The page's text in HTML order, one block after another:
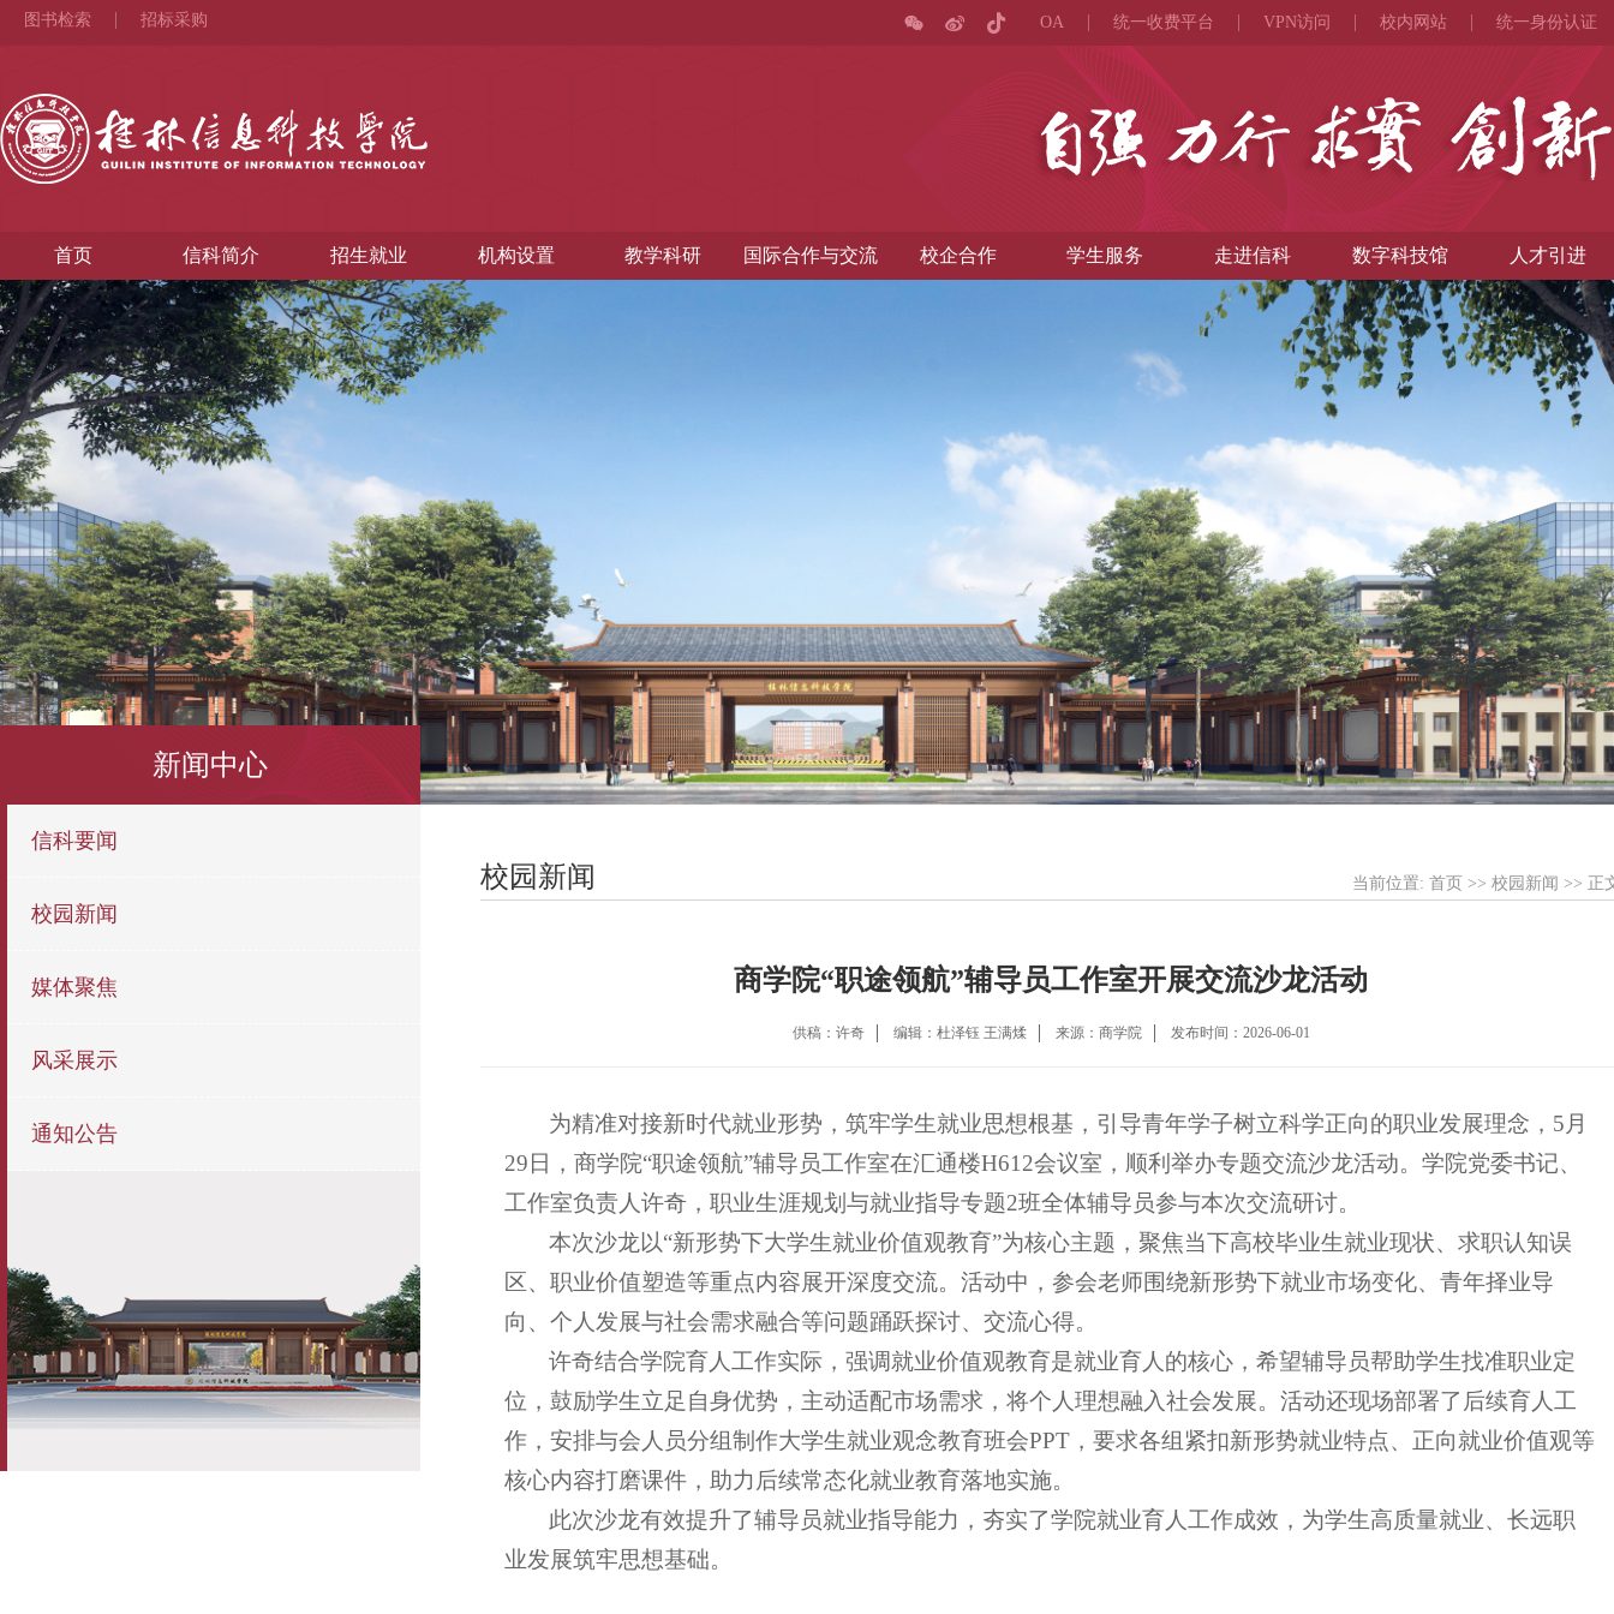
图书检索 招标采购 OA 统一收费平台 VPN访问 校内网站 统一身份认证
首页 信科简介 招生就业 机构设置 教学科研 国际合作与交流 校企合作 学生服务 走进信科 数字科技馆 人才引进
新闻中心
信科要闻
校园新闻
媒体聚焦
风采展示
通知公告
校园新闻 当前位置: 首页 >> 校园新闻 >> 正
商学院“职途领航”辅导员工作室开展交流沙龙活动
供稿：许奇 编辑：杜泽钰 王满煣 来源：商学院 发布时间：2026-06-01
为精准对接新时代就业形势，筑牢学生就业思想根基，引导青年学子树立科学正向的职业发展理念，5月
29日，商学院“职途领航”辅导员工作室在汇通楼H612会议室，顺利举办专题交流沙龙活动。学院党委书记、
工作室负责人许奇，职业生涯规划与就业指导专题2班全体辅导员参与本次交流研讨。
本次沙龙以“新形势下大学生就业价值观教育”为核心主题，聚焦当下高校毕业生就业现状、求职认知误
区、职业价值塑造等重点内容展开深度交流。活动中，参会老师围绕新形势下就业市场变化、青年择业导
向、个人发展与社会需求融合等问题踊跃探讨、交流心得。
许奇结合学院育人工作实际，强调就业价值观教育是就业育人的核心，希望辅导员帮助学生找准职业定
位，鼓励学生立足自身优势，主动适配市场需求，将个人理想融入社会发展。活动还现场部署了后续育人工
作，安排与会人员分组制作大学生就业观念教育班会PPT，要求各组紧扣新形势就业特点、正向就业价值观等
核心内容打磨课件，助力后续常态化就业教育落地实施。
此次沙龙有效提升了辅导员就业指导能力，夯实了学院就业育人工作成效，为学生高质量就业、长远职
业发展筑牢思想基础。